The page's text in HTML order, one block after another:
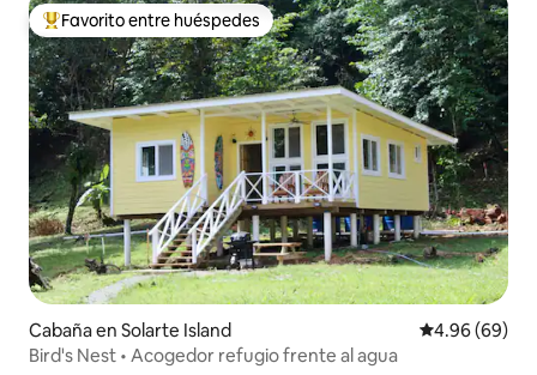
Favorito entre huéspedes preferido
Favorito entre huéspedes
Cabaña en Solarte Island Calificación
4.96 (69)
Bird's Nest • Acogedor refugio frente al agua